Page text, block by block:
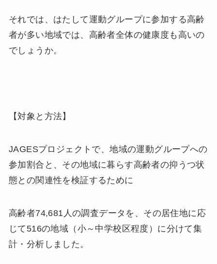
それでは、はたして運動グループに参加する高齢
者が多い地域では、高齢者全体の健康度も高いの
でしょうか。
【対象と方法】
JAGESプロジェクトで、地域の運動グループへの
参加割合と、その地域に暮らす高齢者の抑うつ状
態との関連性を検証するために
高齢者74,681人の調査データを、その居住地に応
じて516の地域（小～中学校区程度）に分けて集
計・分析しました。